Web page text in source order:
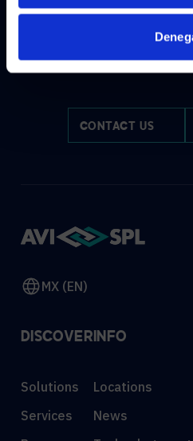
HOW CAN
CONTACT US
MX (EN)
DISCOVER
Solutions
Services
INFO
Locations
News